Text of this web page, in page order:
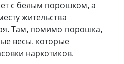
с белым порошком, а
жительства
Там, помимо порошка,
весы, которые
наркотиков.